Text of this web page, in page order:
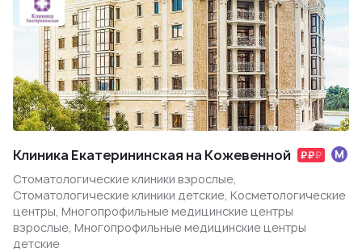
Клиника Екатерининская на Кожевенной
Стоматологические клиники взрослые,
Стоматологические клиники детские, Косметологические
центры, Многопрофильные медицинские центры
взрослые, Многопрофильные медицинские центры
детские